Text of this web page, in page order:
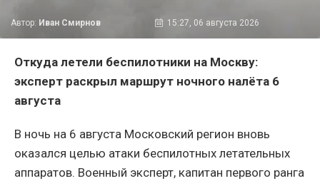
Автор: Иван Смирнов 15:27, 06 августа 2026
Откуда летели беспилотники на Москву:
эксперт раскрыл маршрут ночного налёта 6
августа
В ночь на 6 августа Московский регион вновь
оказался целью атаки беспилотных летательных
аппаратов. Военный эксперт, капитан первого ранга